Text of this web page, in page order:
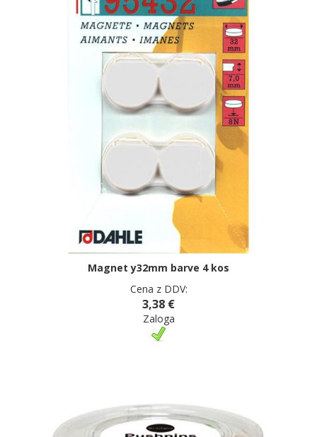
Magnet y32mm barve 4 kos
Cena z DDV:
3,38 €
Zaloga